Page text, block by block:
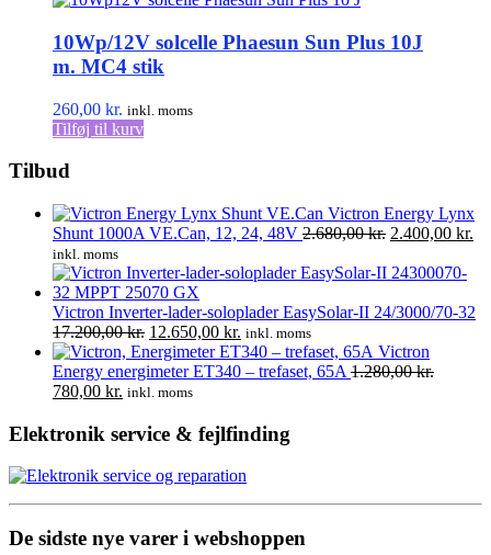
10Wp/12V solcelle Phaesun Sun Plus 10J
m. MC4 stik
260,00 kr. inkl. moms
Tilføj til kurv
Tilbud
Victron Energy Lynx
Shunt 1000A VE.Can, 12, 24, 48V 2.680,00kr. Den
pris
2.680,00 kr..
2.400,00 kr.
inkl. moms
Victron Inverter-lader-soloplader EasySolar-II 24/3000/70-32
17.200,00kr. Den
oprindelige
pris
var:
12.650,00 kr. Den
aktuelle
pris
inkl. moms
Victron
Energy energimeter ET340 – trefaset, 65A 1.280,00kr.
Den
pris
1.280,00 kr..
780,00 kr. Den
pris
780,00 kr..
inkl. moms
Elektronik service & fejlfinding
De sidste nye varer i webshoppen